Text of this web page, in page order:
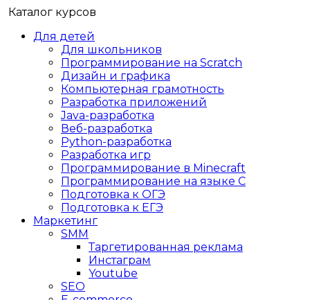
Каталог курсов
Для детей
Для школьников
Программирование на Scratch
Дизайн и графика
Компьютерная грамотность
Разработка приложений
Java-разработка
Веб-разработка
Python-разработка
Разработка игр
Программирование в Minecraft
Программирование на языке C
Подготовка к ОГЭ
Подготовка к ЕГЭ
Маркетинг
SMM
Таргетированная реклама
Инстаграм
Youtube
SEO